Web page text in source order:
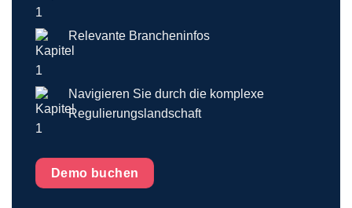
Relevante Brancheninfos
Navigieren Sie durch die komplexe
Regulierungslandschaft
Demo buchen